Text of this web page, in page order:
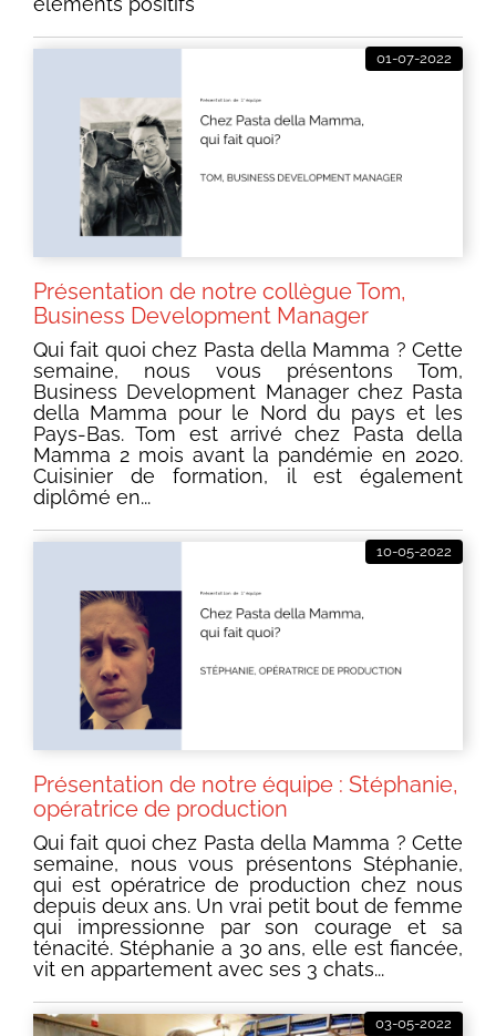
Présentation de notre collègue Tom,
Business Development Manager
Qui fait quoi chez Pasta della Mamma ? Cette
semaine, nous vous présentons Tom,
Business Development Manager chez Pasta
della Mamma pour le Nord du pays et les
Pays-Bas. Tom est arrivé chez Pasta della
Mamma 2 mois avant la pandémie en 2020.
Cuisinier de formation, il est également
diplômé en...
01-07-2022
Présentation de notre équipe : Stéphanie,
opératrice de production
Qui fait quoi chez Pasta della Mamma ? Cette
semaine, nous vous présentons Stéphanie,
qui est opératrice de production chez nous
depuis deux ans. Un vrai petit bout de femme
qui impressionne par son courage et sa
ténacité. Stéphanie a 30 ans, elle est fiancée,
vit en appartement avec ses 3 chats...
10-05-2022
03-05-2022